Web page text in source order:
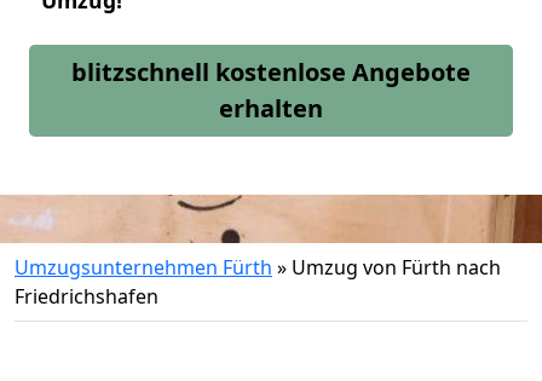
blitzschnell kostenlose Angebote
erhalten
Umzugsunternehmen Fürth » Umzug von Fürth nach
Friedrichshafen